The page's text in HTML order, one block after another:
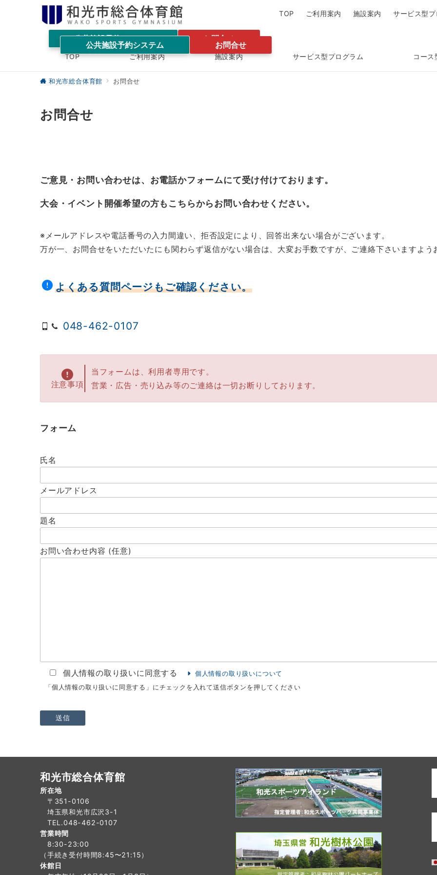
公共施設予約システム お問合せ
TOP ご利用案内 施設案内 サービス型プログラム コース
TOP ご利用案内 施設案内 サービス型プ
公共施設予約システム お問合せ
和光市総合体育館 お問合せ
お問合せ
ご意見・お問い合わせは、お電話かフォームにて受け付けております。
大会・イベント開催希望の方もこちらからお問い合わせください。
※メールアドレスや電話番号の入力間違い、拒否設定により、回答出来ない場合がございます。
万が一、お問合せをいただいたにも関わらず返信がない場合は、大変お手数ですが、ご連絡下さいますよう
よくある質問ページもご確認ください。
048-462-0107
注意事項
当フォームは、利用者専用です。
営業・広告・売り込み等のご連絡は一切お断りしております。
フォーム
氏名
メールアドレス
題名
お問い合わせ内容 (任意)
個人情報の取り扱いに同意する
個人情報の取り扱いについて
「個人情報の取り扱いに同意する」にチェックを入れて送信ボタンを押してください
和光市総合体育館
所在地
〒351-0106
埼玉県和光市広沢3-1
TEL.048-462-0107
営業時間
8:30-23:00
（手続き受付時間8:45〜21:15）
休館日